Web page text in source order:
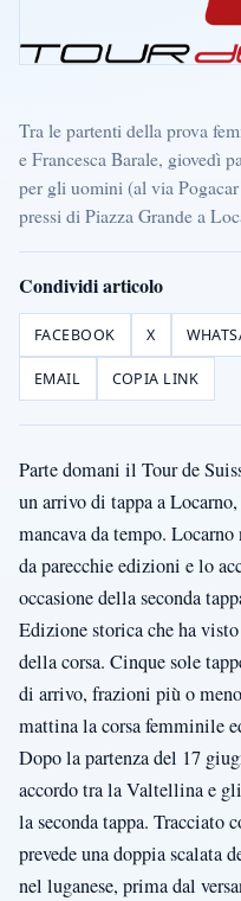
Tra le partenti della prova
e Francesca Barale, giovedì
per gli uomini (al via
pressi di Piazza Grande a
Condividi articolo
FACEBOOK X
EMAIL COPIA LINK
Parte domani il Tour de
un arrivo di tappa a
mancava da tempo.
da parecchie edizioni e lo
occasione della seconda
Edizione storica che ha
della corsa. Cinque sole
di arrivo, frazioni più o
mattina la corsa femminile
Dopo la partenza del 17
accordo tra la Valtellina e
la seconda tappa. Tracciato
prevede una doppia scalata
nel luganese, prima dal